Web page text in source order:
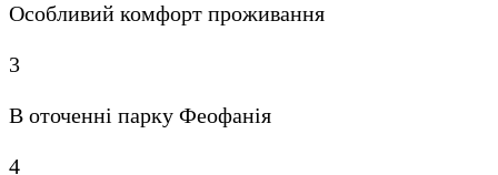
Особливий комфорт проживання
3
В оточенні парку Феофанія
4